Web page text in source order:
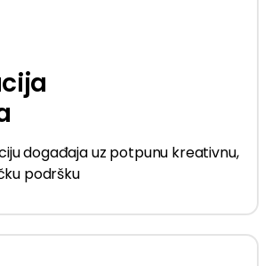
događaja uz potpunu kreativnu,
podršku